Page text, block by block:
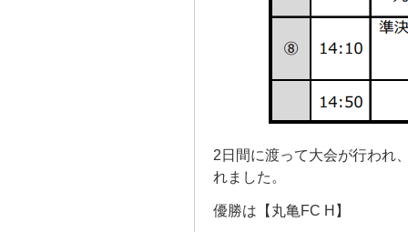
2日間に渡って大会が行われ
れました。
優勝は【丸亀FC H】